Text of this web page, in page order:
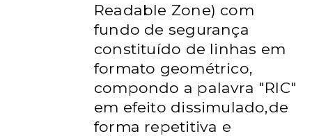
Readable Zone) com
fundo de segurança
constituído de linhas em
formato geométrico,
compondo a palavra "RIC"
em efeito dissimulado,de
forma repetitiva e